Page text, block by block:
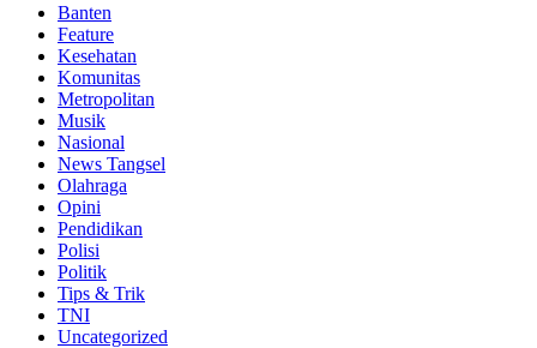
Banten
Feature
Kesehatan
Komunitas
Metropolitan
Musik
Nasional
News Tangsel
Olahraga
Opini
Pendidikan
Polisi
Politik
Tips & Trik
TNI
Uncategorized